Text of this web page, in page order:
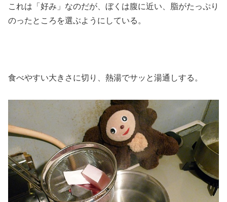
これは「好み」なのだが、ぼくは腹に近い、脂がたっぷり
のったところを選ぶようにしている。
食べやすい大きさに切り、熱湯でサッと湯通しする。